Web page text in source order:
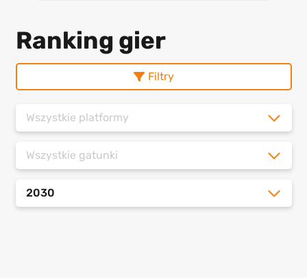
Ranking gier
Filtry
Wszystkie platformy
Wszystkie gatunki
2030